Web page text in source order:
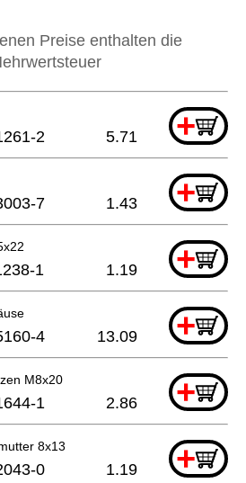
Preise enthalten die
+
2 5.71
+
7 1.43
+
1 1.19
+
4 13.09
M8x20 +
1 2.86
8x13 +
0 1.19